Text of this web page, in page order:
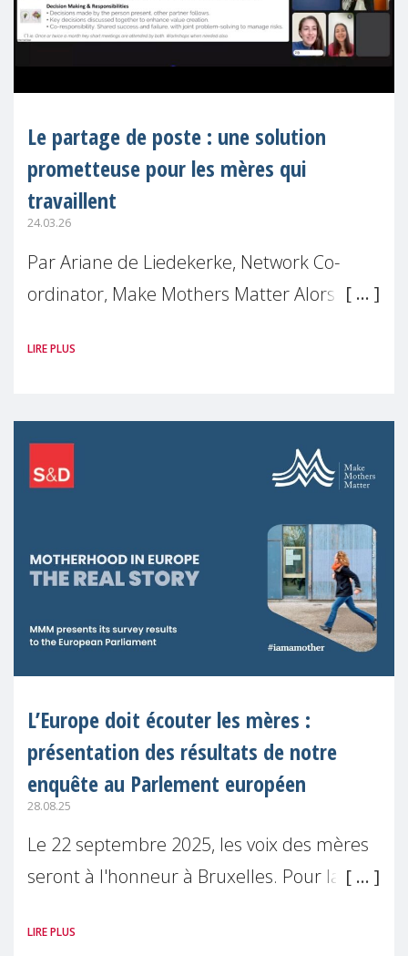
Le partage de poste : une solution
prometteuse pour les mères qui
travaillent
24.03.26
Par Ariane de Liedekerke, Network Co-
ordinator, Make Mothers Matter Alors que
encore mises à l'écart sur le plan
ce qui
LIRE PLUS
L’Europe doit écouter les mères :
présentation des résultats de notre
enquête au Parlement européen
28.08.25
Le 22 septembre 2025, les voix des mères
seront à l'honneur à Bruxelles. Pour la
(MMM) présentera les résultats de son
LIRE PLUS